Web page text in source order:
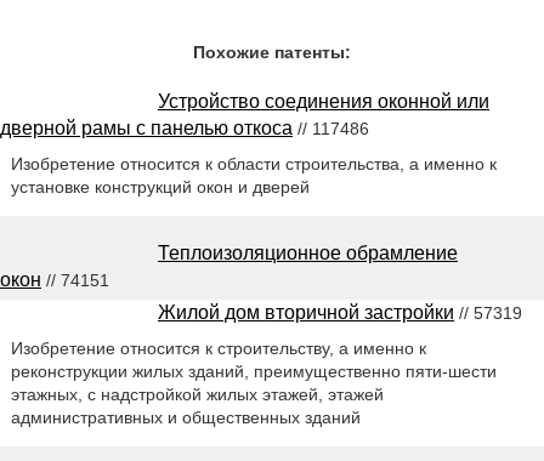
Похожие патенты:
Устройство соединения оконной или
дверной рамы с панелью откоса // 117486
Изобретение относится к области строительства, а именно к
установке конструкций окон и дверей
Теплоизоляционное обрамление
окон // 74151
Жилой дом вторичной застройки // 57319
Изобретение относится к строительству, а именно к
реконструкции жилых зданий, преимущественно пяти-шести
этажных, с надстройкой жилых этажей, этажей
административных и общественных зданий